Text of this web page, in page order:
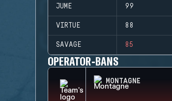
JUME 99
VIRTUE 88
SAVAGE 85
OPERATOR-BANS
MONTAGNE